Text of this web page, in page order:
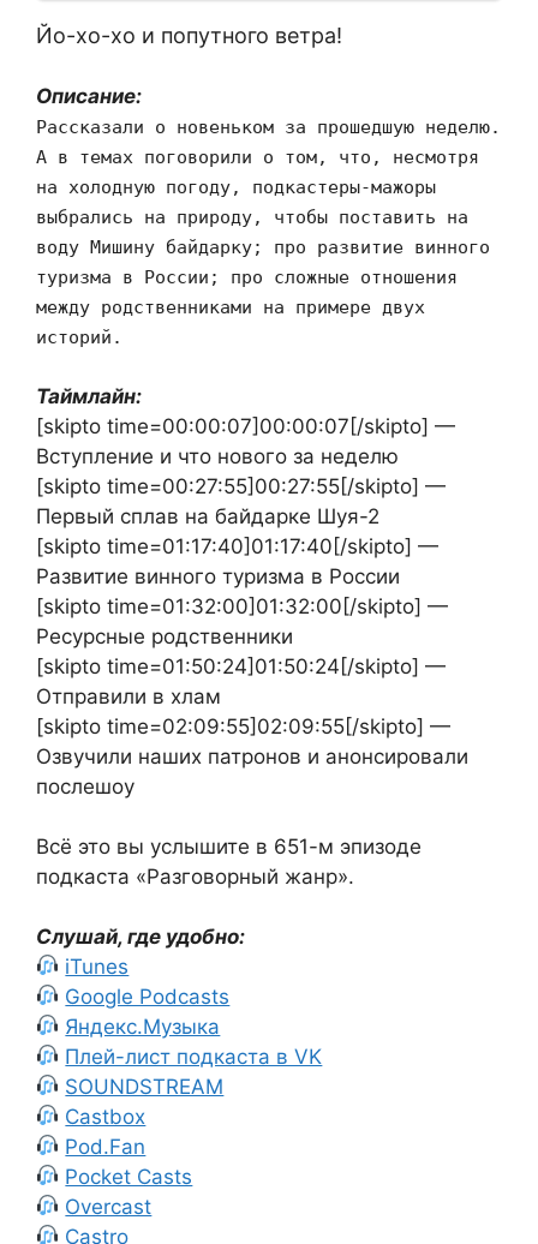
Йо-хо-хо и попутного ветра!
Описание:
Рассказали о новеньком за прошедшую неделю.
А в темах поговорили о том, что, несмотря
на холодную погоду, подкастеры-мажоры
выбрались на природу, чтобы поставить на
воду Мишину байдарку; про развитие винного
туризма в России; про сложные отношения
между родственниками на примере двух
историй.
Таймлайн:
[skipto time=00:00:07]00:00:07[/skipto] —
Вступление и что нового за неделю
[skipto time=00:27:55]00:27:55[/skipto] —
Первый сплав на байдарке Шуя-2
[skipto time=01:17:40]01:17:40[/skipto] —
Развитие винного туризма в России
[skipto time=01:32:00]01:32:00[/skipto] —
Ресурсные родственники
[skipto time=01:50:24]01:50:24[/skipto] —
Отправили в хлам
[skipto time=02:09:55]02:09:55[/skipto] —
Озвучили наших патронов и анонсировали
послешоу
Всё это вы услышите в 651-м эпизоде
подкаста «Разговорный жанр».
Слушай, где удобно:
iTunes
Google Podcasts
Яндекс.Музыка
Плей-лист подкаста в VK
SOUNDSTREAM
Castbox
Pod.Fan
Pocket Casts
Overcast
Castro